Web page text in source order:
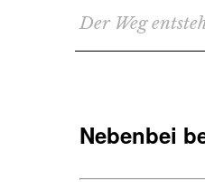
Der Weg
Nebenbei